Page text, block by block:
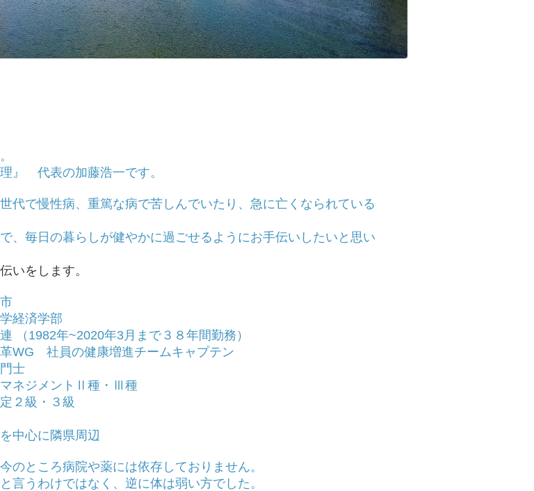
』 代表の加藤浩一です。
代で慢性病、重篤な病で苦しんでいたり、急に亡くなられている
、毎日の暮らしが健やかに過ごせるようにお手伝いしたいと思い
いをします。
経済学部
（1982年~2020年3月まで３８年間勤務）
WG 社員の健康増進チームキャプテン
士
ジメントⅡ種・Ⅲ種
級・３級
中心に隣県周辺
のところ病院や薬には依存しておりません。
言うわけではなく、逆に体は弱い方でした。